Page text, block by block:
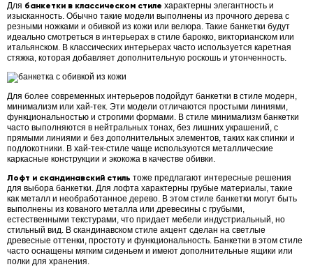
Для банкетки в классическом стиле характерны элегантность и
изысканность. Обычно такие модели выполнены из прочного дерева с
резными ножками и обивкой из кожи или велюра. Такие банкетки будут
идеально смотреться в интерьерах в стиле барокко, викторианском или
итальянском. В классических интерьерах часто используется каретная
стяжка, которая добавляет дополнительную роскошь и утонченность.
Для более современных интерьеров подойдут банкетки в стиле модерн,
минимализм или хай-тек. Эти модели отличаются простыми линиями,
функциональностью и строгими формами. В стиле минимализм банкетки
часто выполняются в нейтральных тонах, без лишних украшений, с
прямыми линиями и без дополнительных элементов, таких как спинки и
подлокотники. В хай-тек-стиле чаще используются металлические
каркасные конструкции и экокожа в качестве обивки.
Лофт и скандинавский стиль тоже предлагают интересные решения
для выбора банкетки. Для лофта характерны грубые материалы, такие
как металл и необработанное дерево. В этом стиле банкетки могут быть
выполнены из кованого металла или древесины с грубыми,
естественными текстурами, что придает мебели индустриальный, но
стильный вид. В скандинавском стиле акцент сделан на светлые
древесные оттенки, простоту и функциональность. Банкетки в этом стиле
часто оснащены мягким сиденьем и имеют дополнительные ящики или
полки для хранения.